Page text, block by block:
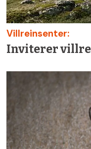
Villreinsenter:
Inviterer